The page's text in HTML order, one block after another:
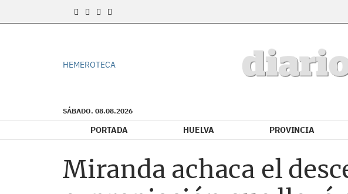
HEMEROTECA
SÁBADO. 08.08.2026
PORTADA HUELVA PROVINCIA
Miranda achaca el